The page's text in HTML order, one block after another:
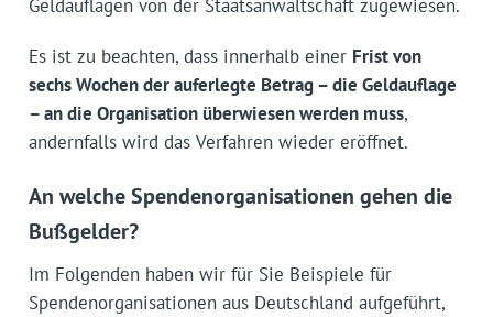
Geldauflagen von der Staatsanwaltschaft zugewiesen.
Es ist zu beachten, dass innerhalb einer Frist von
sechs Wochen der auferlegte Betrag – die Geldauflage
– an die Organisation überwiesen werden muss,
andernfalls wird das Verfahren wieder eröffnet.
An welche Spendenorganisationen gehen die
Bußgelder?
Im Folgenden haben wir für Sie Beispiele für
Spendenorganisationen aus Deutschland aufgeführt,